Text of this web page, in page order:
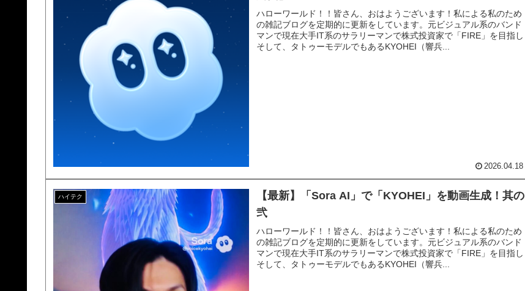
ハローワールド！！皆さん、おはようございます！私による私のため
の雑記ブログを定期的に更新をしています。元ビジュアル系のバンド
マンで現在大手IT系のサラリーマンで株式投資家で「FIRE」を目指し
そして、タトゥーモデルでもあるKYOHEI（響兵...
2026.04.18
ハイテク
【最新】「Sora AI」で「KYOHEI」を動画生成！其の
弐
ハローワールド！！皆さん、おはようございます！私による私のため
の雑記ブログを定期的に更新をしています。元ビジュアル系のバンド
マンで現在大手IT系のサラリーマンで株式投資家で「FIRE」を目指し
そして、タトゥーモデルでもあるKYOHEI（響兵...